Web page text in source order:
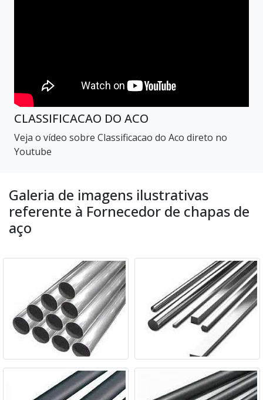
CLASSIFICACAO DO ACO
Veja o vídeo sobre Classificacao do Aco direto no
Youtube
Galeria de imagens ilustrativas
referente à Fornecedor de chapas de
aço